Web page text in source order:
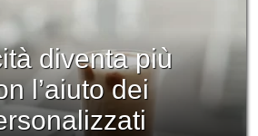
diventa più
l’aiuto dei